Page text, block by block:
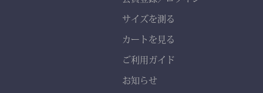
サイズを測る
カートを見る
ご利用ガイド
お知らせ